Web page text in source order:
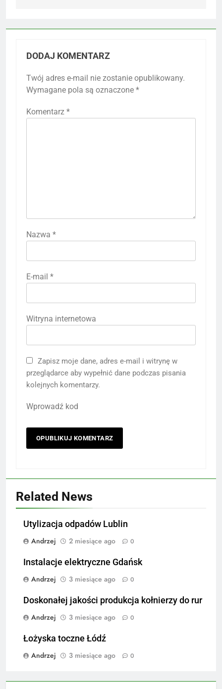
DODAJ KOMENTARZ
Twój adres e-mail nie zostanie opublikowany.
Wymagane pola są oznaczone *
Komentarz *
Nazwa *
E-mail *
Witryna internetowa
Zapisz moje dane, adres e-mail i witrynę w
przeglądarce aby wypełnić dane podczas pisania
kolejnych komentarzy.
Wprowadź kod
Related News
Utylizacja odpadów Lublin
Andrzej
2 miesiące ago 0
Instalacje elektryczne Gdańsk
Andrzej
3 miesiące ago 0
Doskonałej jakości produkcja kołnierzy do rur
Andrzej
3 miesiące ago 0
Łożyska toczne Łódź
Andrzej
3 miesiące ago 0